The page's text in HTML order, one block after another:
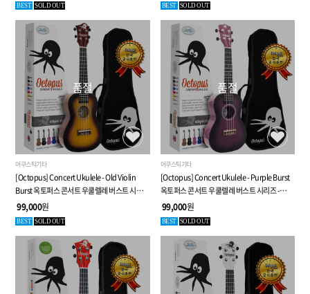
BEST SOLD OUT BEST SOLD OUT
품절
어쿠스틱기타
[Octopus] Concert Ukulele - Old Violin
Burst 옥토퍼스 콘서트 우쿨렐레 버스트 시리즈
- 8가지 특별 사은품
99,000원
BEST SOLD OUT
품절
어쿠스틱기타
[Octopus] Concert Ukulele - Purple Burst
옥토퍼스 콘서트 우쿨렐레 버스트 시리즈 -
8가지 특별 사은품
99,000원
BEST SOLD OUT